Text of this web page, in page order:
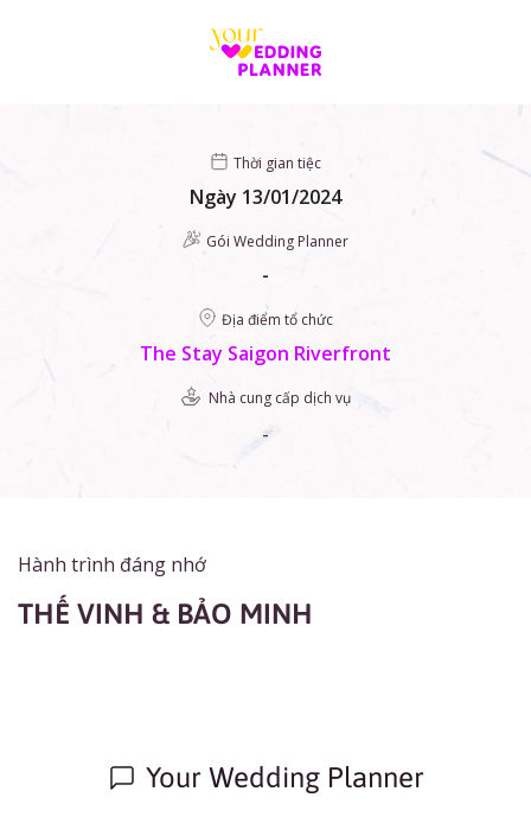
Thời gian tiệc
Ngày 13/01/2024
Gói Wedding Planner
-
Địa điểm tổ chức
The Stay Saigon Riverfront
Nhà cung cấp dịch vụ
-
Hành trình đáng nhớ
THẾ VINH & BẢO MINH
Your Wedding Planner